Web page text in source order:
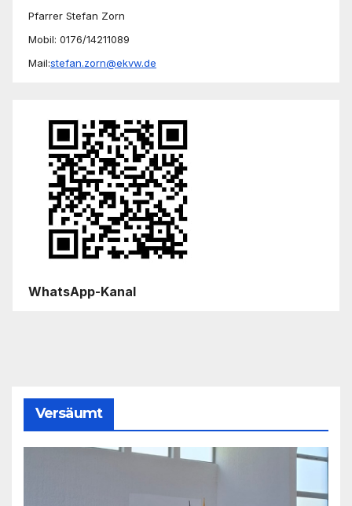
Pfarrer Stefan Zorn
Mobil: 0176/14211089
Mail:stefan.zorn@ekvw.de
WhatsApp-Kanal
Versäumt